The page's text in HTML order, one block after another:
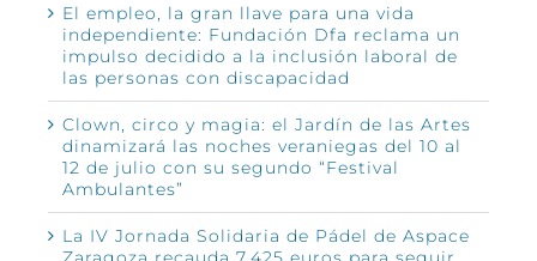
El empleo, la gran llave para una vida
independiente: Fundación Dfa reclama un
impulso decidido a la inclusión laboral de
las personas con discapacidad
Clown, circo y magia: el Jardín de las Artes
dinamizará las noches veraniegas del 10 al
12 de julio con su segundo “Festival
Ambulantes”
La IV Jornada Solidaria de Pádel de Aspace